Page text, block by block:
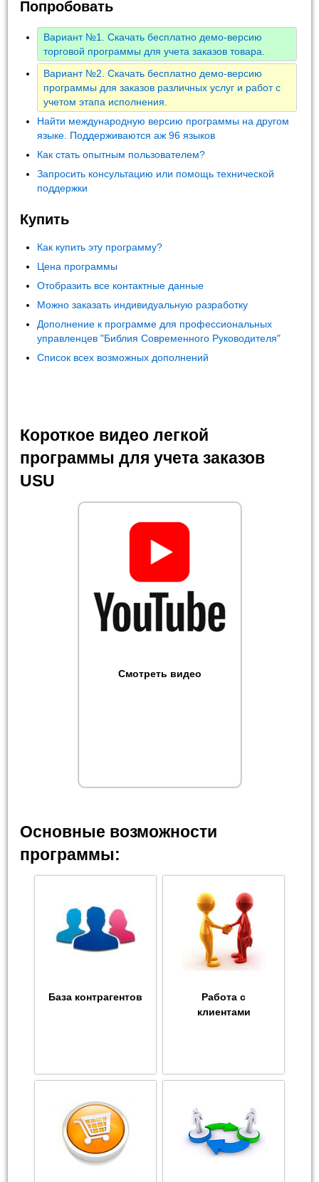
Попробовать
Вариант №1. Скачать бесплатно демо-версию
торговой программы для учета заказов товара.
Вариант №2. Скачать бесплатно демо-версию
программы для заказов различных услуг и работ с
учетом этапа исполнения.
Найти международную версию программы на другом
языке. Поддерживаются аж 96 языков
Как стать опытным пользователем?
Запросить консультацию или помощь технической
поддержки
Купить
Как купить эту программу?
Цена программы
Отобразить все контактные данные
Можно заказать индивидуальную разработку
Дополнение к программе для профессиональных
управленцев "Библия Современного Руководителя"
Список всех возможных дополнений
Короткое видео легкой
программы для учета заказов
USU
Смотреть видео
Основные возможности
программы:
База контрагентов
Работа с
клиентами